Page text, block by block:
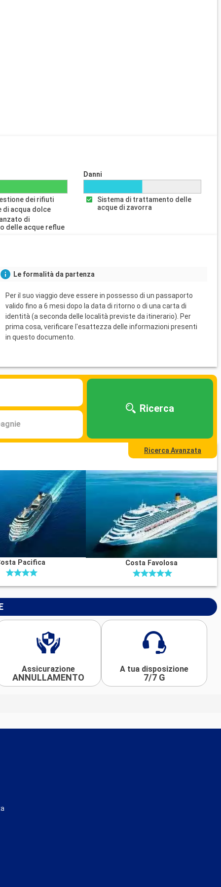
dei rifiuti
di acqua dolce
di
delle acque reflue
Danni
Sistema di trattamento delle
acque di zavorra
Le formalità da partenza
Per il suo viaggio deve essere in possesso di un passaporto
valido fino a 6 mesi dopo la data di ritorno o di una carta di
identità (a seconda delle località previste da itinerario). Per
prima cosa, verificare l'esattezza delle informazioni presenti
in questo documento.
Ricerca
Ricerca Avanzata
Pacifica Costa Favolosa
Assicurazione
ANNULLAMENTO
A tua disposizione
7/7 G